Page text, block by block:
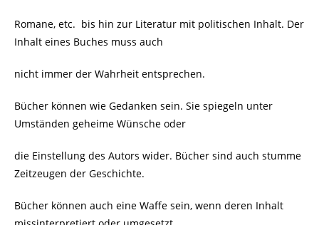
Romane, etc. bis hin zur Literatur mit politischen Inhalt. Der
Inhalt eines Buches muss auch
nicht immer der Wahrheit entsprechen.
Bücher können wie Gedanken sein. Sie spiegeln unter
Umständen geheime Wünsche oder
die Einstellung des Autors wider. Bücher sind auch stumme
Zeitzeugen der Geschichte.
Bücher können auch eine Waffe sein, wenn deren Inhalt